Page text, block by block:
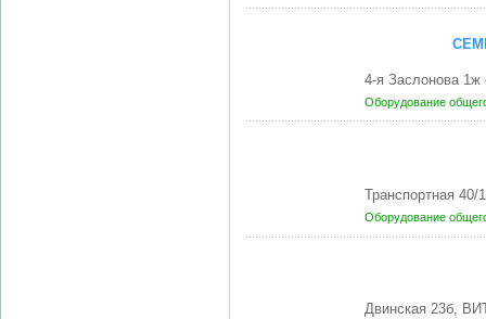
4-я Заслонова
Оборудование
Транспортная
Оборудование
Двинская 23б,